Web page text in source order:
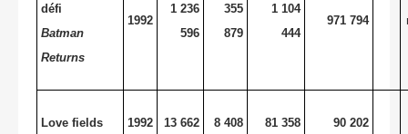
défi
Batman
Returns
1992
1 236
596
355
879
1 104
444
971 794
Love fields 1992 13 662 8 408 81 358 90 202